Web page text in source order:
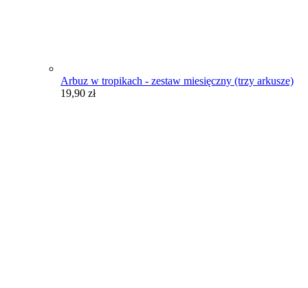
Arbuz w tropikach - zestaw miesięczny (trzy arkusze)
19,90 zł